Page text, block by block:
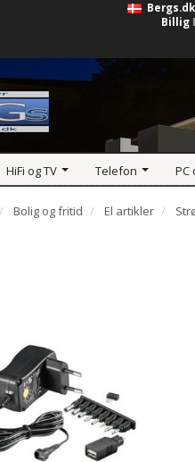
Bergs.dk
Billig
HiFi og TV Telefon PC
Bolig og fritid El artikler